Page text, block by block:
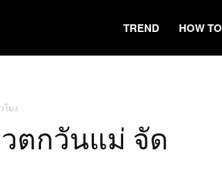
TREND HOW TO
โมง
ตกวันแม่ จัด